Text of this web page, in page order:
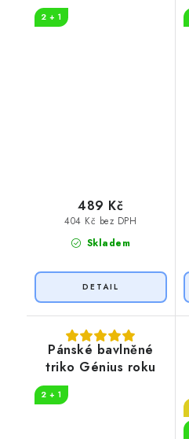
2 + 1
Skladem
404 Kč bez DPH
489 Kč
Pánské bavlněné
triko Génius roku
2 + 1